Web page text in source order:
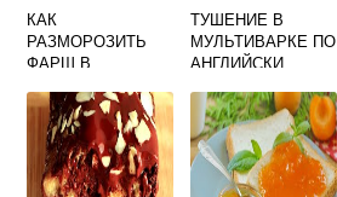
КАК
РАЗМОРОЗИТЬ
ФАРШ В
ТУШЕНИЕ В
МУЛЬТИВАРКЕ ПО
АНГЛИЙСКИ